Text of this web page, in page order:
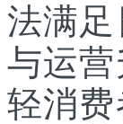
法满
与运
轻消